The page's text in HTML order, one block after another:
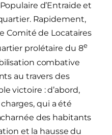
d’Entraide et
Rapidement,
Comité de Locataires
prolétaire du 8e
combative
au travers des
victoire : d’abord,
qui a été
des habitants
et la hausse du